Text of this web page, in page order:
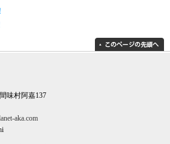
味村阿嘉137
aka.com